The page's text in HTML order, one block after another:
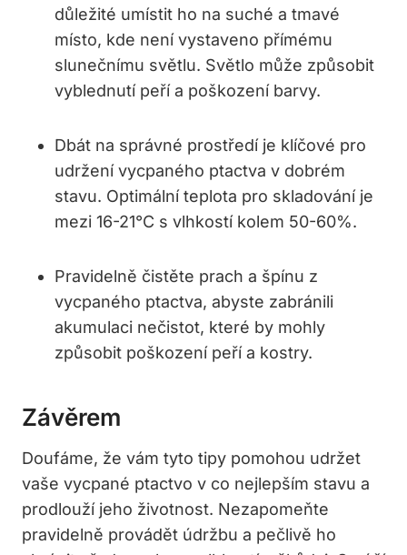
důležité umístit ho na suché a tmavé
místo, kde není vystaveno přímému
slunečnímu světlu. Světlo může způsobit
vyblednutí peří a poškození barvy.
Dbát na správné prostředí je klíčové pro
udržení vycpaného ptactva v dobrém
stavu. Optimální teplota pro skladování je
mezi 16-21°C s vlhkostí kolem 50-60%.
Pravidelně čistěte prach a špínu z
vycpaného ptactva, abyste zabránili
akumulaci nečistot, které by mohly
způsobit poškození peří a kostry.
Závěrem
Doufáme, že vám tyto tipy pomohou udržet
vaše vycpané ptactvo v co nejlepším stavu a
prodlouží jeho životnost. Nezapomeňte
pravidelně provádět údržbu a pečlivě ho